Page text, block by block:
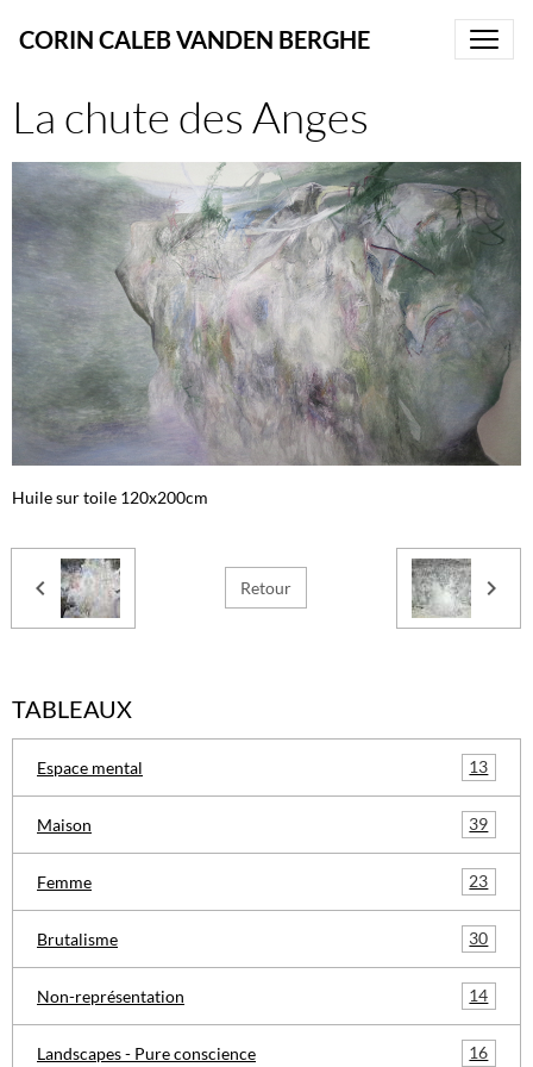
CORIN CALEB VANDEN BERGHE
La chute des Anges
Huile sur toile 120x200cm
Retour
TABLEAUX
Espace mental 13
Maison 39
Femme 23
Brutalisme 30
Non-représentation 14
Landscapes - Pure conscience 16